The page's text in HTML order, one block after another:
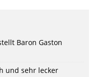
Baron Gaston
und sehr lecker